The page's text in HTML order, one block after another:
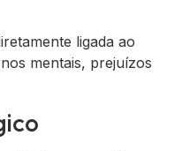
ligada ao
mentais, prejuízos